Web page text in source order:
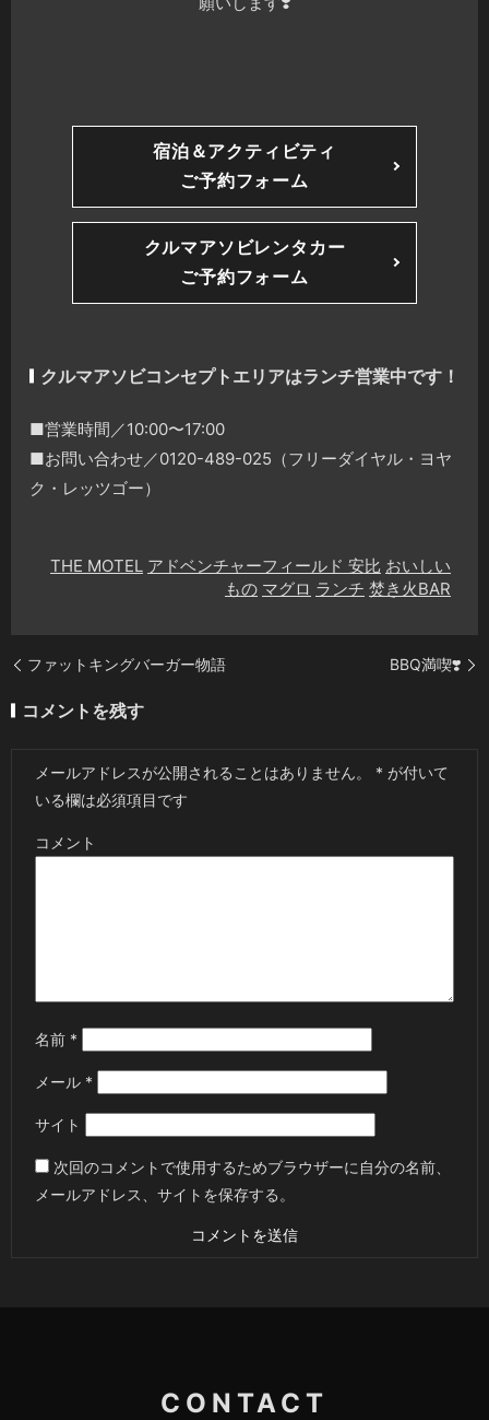
宿泊＆アクティビティ
ご予約フォーム
クルマアソビレンタカー
ご予約フォーム
クルマアソビコンセプトエリアはランチ営業中です！
■営業時間／10:00〜17:00
■お問い合わせ／0120-489-025（フリーダイヤル・ヨヤ
ク・レッツゴー）
THE MOTEL アドベンチャーフィールド 安比 おいしい
もの マグロ ランチ 焚き火BAR
ファットキングバーガー物語 BBQ満喫❣️
コメントを残す
メールアドレスが公開されることはありません。 * が付いて
いる欄は必須項目です
コメント
名前 *
メール *
サイト
次回のコメントで使用するためブラウザーに自分の名前、
メールアドレス、サイトを保存する。
CONTACT